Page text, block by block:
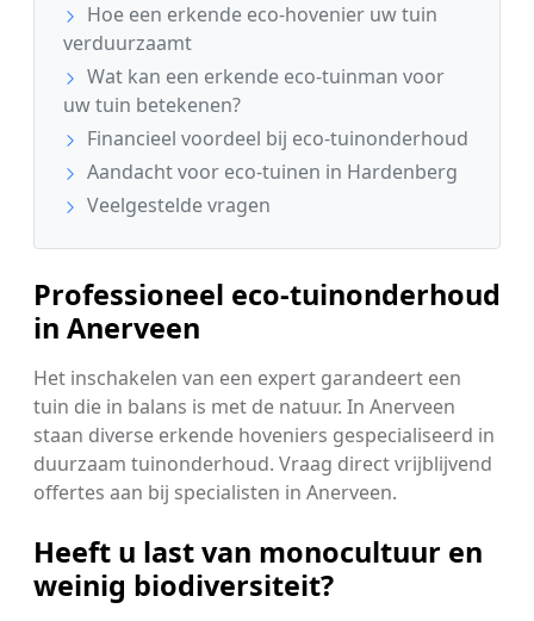
Hoe een erkende eco-hovenier uw tuin
verduurzaamt
Wat kan een erkende eco-tuinman voor
uw tuin betekenen?
Financieel voordeel bij eco-tuinonderhoud
Aandacht voor eco-tuinen in Hardenberg
Veelgestelde vragen
Professioneel eco-tuinonderhoud
in Anerveen
Het inschakelen van een expert garandeert een
tuin die in balans is met de natuur. In Anerveen
staan diverse erkende hoveniers gespecialiseerd in
duurzaam tuinonderhoud. Vraag direct vrijblijvend
offertes aan bij specialisten in Anerveen.
Heeft u last van monocultuur en
weinig biodiversiteit?